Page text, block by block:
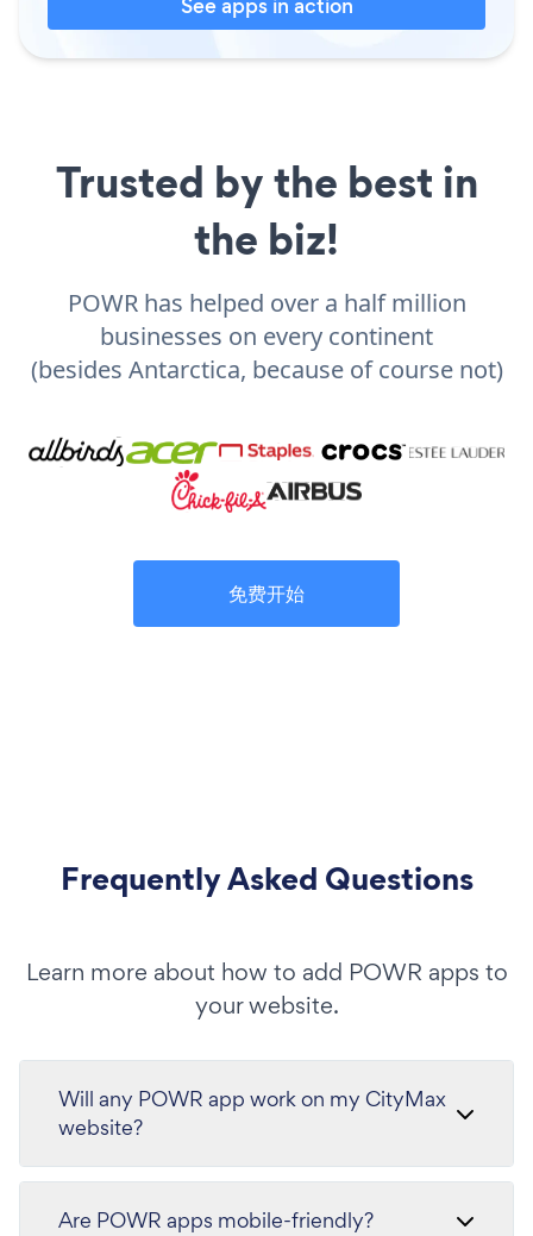
See apps in action
Trusted by the best in
the biz!
POWR has helped over a half million
businesses on every continent
(besides Antarctica, because of course not)
免费开始
Frequently Asked Questions
Learn more about how to add POWR apps to
your website.
Will any POWR app work on my CityMax
website?
Are POWR apps mobile-friendly?